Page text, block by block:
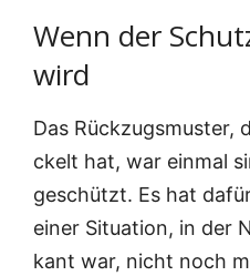
Wenn der
wird
Das Rück­zugs­mus­ter,
ckelt hat, war ein­mal
geschützt. Es hat
einer Situa­ti­on, in der
kant war, nicht noch